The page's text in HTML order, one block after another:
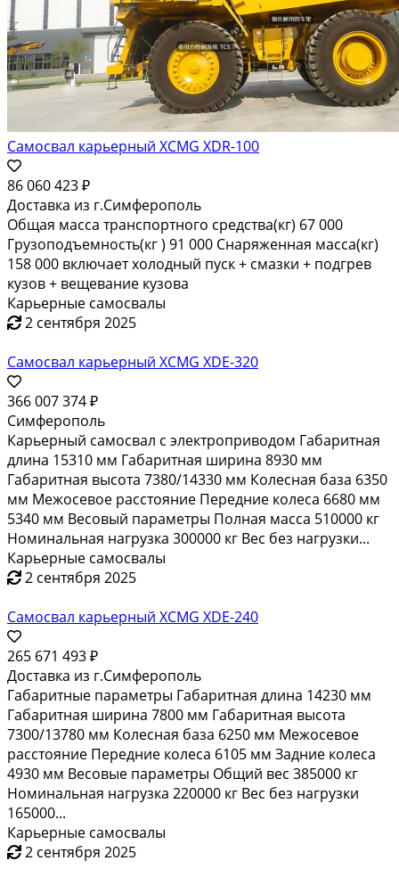
31 465 469 ₽
Доставка из г.Краснодар
Карьерный самосвал XCMG XGA76 — это мощная и
надёжная спецтехника, предназначенная для
перевозки больших объёмов грузов в условиях
карьеров и строительных площадок. Благодаря своей
высокой производительности и прочности, этот
самосвал идеально подходит для работы в тяжёлых
условиях, обеспечивая...
Карьерные самосвалы
2 сентября 2025
Самосвал карьерный XCMG XDR-100
86 060 423 ₽
Доставка из г.Симферополь
Общая масса транспортного средства(кг) 67 000
Грузоподъемность(кг ) 91 000 Снаряженная масса(кг)
кузов + вещевание кузова
Карьерные самосвалы
2 сентября 2025
Самосвал карьерный XCMG XDE-320
366 007 374 ₽
Симферополь
Карьерный самосвал с электроприводом Габаритная
длина 15310 мм Габаритная ширина 8930 мм
Габаритная высота 7380/14330 мм Колесная база 6350
мм Межосевое расстояние Передние колеса 6680 мм
5340 мм Весовый параметры Полная масса 510000 кг